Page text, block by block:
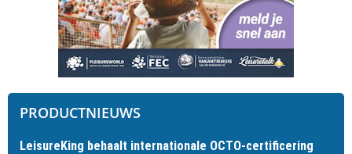
PRODUCTNIEUWS
LeisureKing behaalt internationale OCTO-certificering